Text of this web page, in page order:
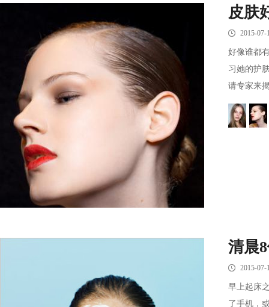
皮肤
2015-07-
好像谁都
习她的护
请专家来
清晨
2015-07-
早上起床
了手机，